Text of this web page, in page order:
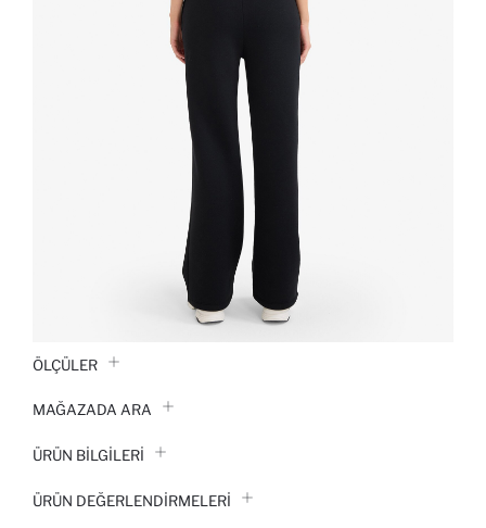
ÖLÇÜLER
MAĞAZADA ARA
ÜRÜN BILGILERI
ÜRÜN DEĞERLENDİRMELERİ